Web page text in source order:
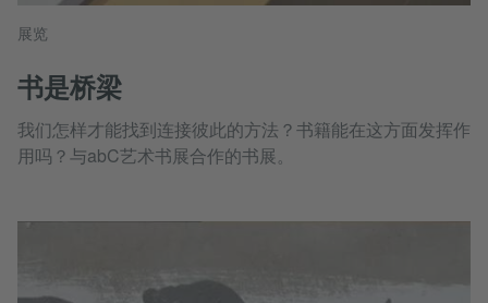
展览
书是桥梁
我们怎样才能找到连接彼此的方法？书籍能在这方面发挥作
用吗？与abC艺术书展合作的书展。